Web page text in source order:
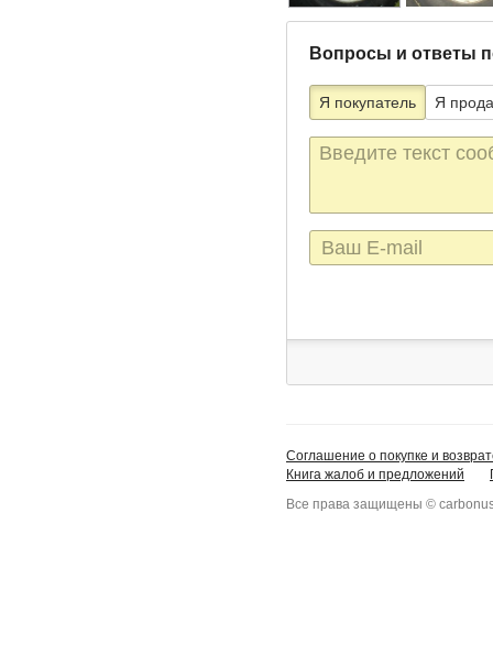
Вопросы и ответы
Я покупатель Я
Текст
сообщения
E-
mail
Соглашение о покупке и
Книга жалоб и предложений
Все права защищены ©